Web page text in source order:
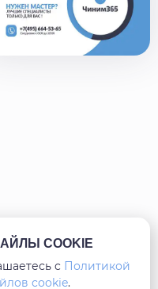
COOKIE
c Политикой
cookie.